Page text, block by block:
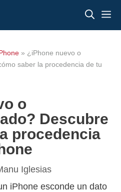
» ¿iPhone nuevo o
saber la procedencia de tu
o
Descubre
procedencia
Iglesias
iPhone esconde un dato